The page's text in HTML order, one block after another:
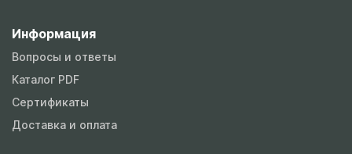
Информация
Вопросы и ответы
Каталог PDF
Сертификаты
Доставка и оплата